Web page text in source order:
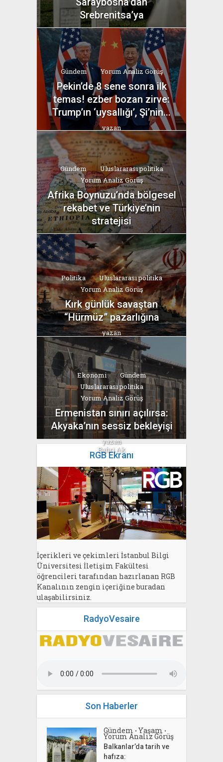
Srebrenitsa’ya
yazan
Bahri Ak
Gündem Yorum Analiz Görüş
Pekin’de 8 sene sonra ilk
temas! ezber bozan zirve:
Trump’ın ‘uysallığı’, Şi’nin...
yazan
Bahri Ak
Gündem
Uluslararası politika
Yorum Analiz Görüş
Afrika Boynuzu’nda bölgesel
rekabet ve Türkiye’nin
stratejisi
yazan
Bahri Ak
Politika
Uluslararası politika
Yorum Analiz Görüş
Kırk günlük savaştan
“Hürmüz” pazarlığına
yazan
Bahri Ak
Ekonomi
Gündem
Uluslararası politika
Yorum Analiz Görüş
Ermenistan sınırı açılırsa:
Akyaka’nın sessiz bekleyişi
yazan
Bahri Ak
RGB Ekranı
İçerikleri ve çekimleri İstanbul Bilgi
Üniversitesi İletişim Fakültesi
öğrencileri tarafından hazırlanan RGB
Kanalının zengin içeriğine buradan
ulaşabilirsiniz.
RadyoVesaire
Son Haberler
Gündem • Yaşam •
Yorum Analiz Görüş
Balkanlar’da tarih ve
hafıza: